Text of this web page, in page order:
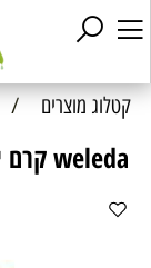
קטלוג מוצרים /
weleda קרם ידיים אובילפיחה וולדה